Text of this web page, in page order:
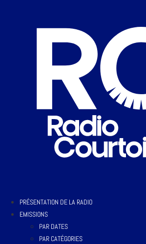
PRÉSENTATION DE LA RADIO
EMISSIONS
PAR DATES
PAR CATÉGORIES